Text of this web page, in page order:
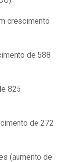
crescimento
de 588
825
de 272
(aumento de